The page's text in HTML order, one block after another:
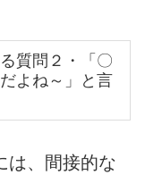
質問２・「〇
よね～」と言
は、間接的な